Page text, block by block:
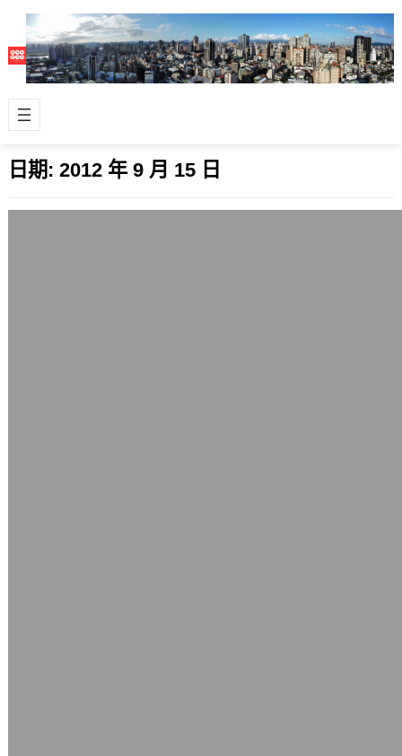
日期: 2012 年 9 月 15 日